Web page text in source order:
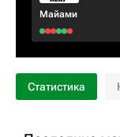
Майами
Статистика